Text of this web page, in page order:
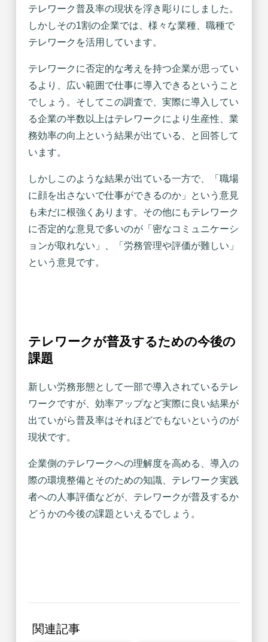
テレワーク普及率の現状を浮き彫りにしました。
しかしその1割の企業では、様々な業種、職種で
テレワークを活用しています。
テレワークに否定的な考えを持つ企業が思ってい
るより、広い範囲で仕事に導入できるということ
でしょう。そしてこの調査で、実際に導入してい
る企業の半数以上はテレワークにより生産性、業
務効率の向上という結果が出ている、と回答して
います。
しかしこのような結果が出ている一方で、「職場
に顔を出さないで仕事ができるのか」という意見
も未だに根強くあります。その他にもテレワーク
に否定的な意見で多いのが「密なコミュニケーシ
ョンが取れない」、「労務管理や評価が難しい」
という意見です。
テレワークが普及するための今後の
課題
新しい労務形態として一部で導入されているテレ
ワークですが、効率アップなど実際に良い結果が
出ていがら普及率はそれほどでもないというのが
現状です。
企業側のテレワークへの理解度を高める、導入の
際の環境整備とそのための知識、テレワーク実践
者への人事評価などが、テレワークが普及するか
どうかの今後の課題といえるでしょう。
関連記事